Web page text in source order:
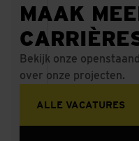
MAAK
Bekijk onze
over onze projecten.
ALLE VACATURES